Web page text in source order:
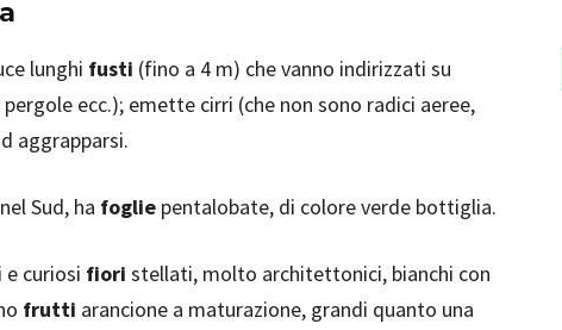
lunghi fusti (fino a 4 m) che vanno indirizzati su
ecc.); emette cirri (che non sono radici aeree,
aggrapparsi.
Sud, ha foglie pentalobate, di colore verde bottiglia.
curiosi fiori stellati, molto architettonici, bianchi con
frutti arancione a maturazione, grandi quanto una